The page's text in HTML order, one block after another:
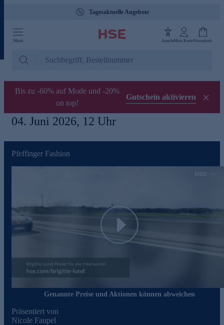
Tagesaktuelle Angebote
Menü AnsichtMein KontoWarenkorb
Bis zu -60% auf Mode und -20%
on top!
Gutschein aktivieren
04. Juni 2026, 12 Uhr
Pfeffinger Fashion
Play
Genannte Preise und Aktionen können abweichen
Präsentiert von
Nicole Faupel